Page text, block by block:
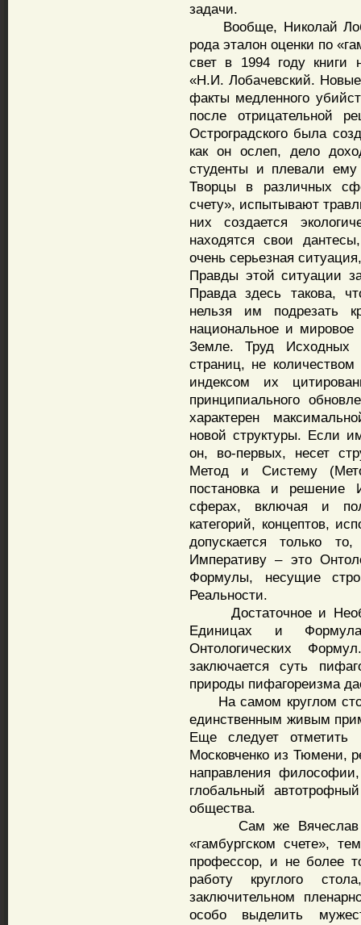
задачи.
Вообще, Николай
рода эталон оценки по
свет в 1994 году книги
«Н.И. Лобачевский.
факты медленного
после отрицательной
Остроградского была
как он ослеп, дело
студенты и плевали
Творцы в различных
счету», испытывают
них создается
находятся свои
очень серьезная
Правды этой ситуации
Правда здесь такова,
нельзя им подрезать
национальное и
Земле. Труд Исходных
страниц, не
индексом их
принципиального
характерен
новой структуры. Если
он, во-первых, несет
Метод и Систему
постановка и решение
сферах, включая и
категорий, концептов,
допускается только
Императиву – это
Формулы, несущие
Реальности.
Достаточное и
Единицах и
Онтологических
заключается суть
природы пифагореизма
На самом круглом
единственным живым
Еще следует отметить
Московченко из Тюмени,
направления
глобальный автотрофный
общества.
Сам же Вячеслав
«гамбургском счете»,
профессор, и не более
работу круглого
заключительном
особо выделить